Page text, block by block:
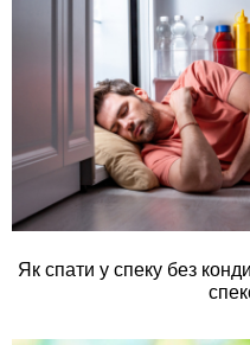
Як спати у спеку без